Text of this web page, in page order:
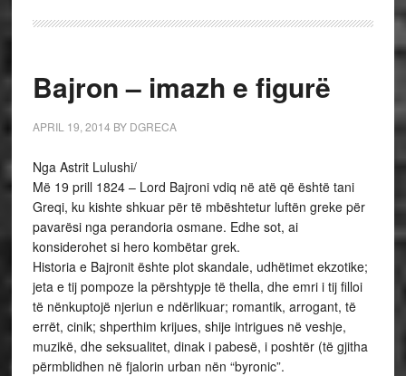
Bajron – imazh e figurë
APRIL 19, 2014 BY DGRECA
Nga Astrit Lulushi/
Më 19 prill 1824 – Lord Bajroni vdiq në atë që është tani
Greqi, ku kishte shkuar për të mbështetur luftën greke për
pavarësi nga perandoria osmane. Edhe sot, ai
konsiderohet si hero kombëtar grek.
Historia e Bajronit ështe plot skandale, udhëtimet ekzotike;
jeta e tij pompoze la përshtypje të thella, dhe emri i tij filloi
të nënkuptojë njeriun e ndërlikuar; romantik, arrogant, të
errët, cinik; shperthim krijues, shije intrigues në veshje,
muzikë, dhe seksualitet, dinak i pabesë, i poshtër (të gjitha
përmblidhen në fjalorin urban nën “byronic”.